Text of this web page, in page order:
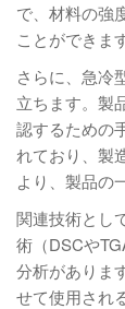
で、材料の強
ことができます
さらに、急冷
立ちます。製
認するための
れており、製
より、製品の
関連技術とし
術（DSCや
分析がありま
せて使用され